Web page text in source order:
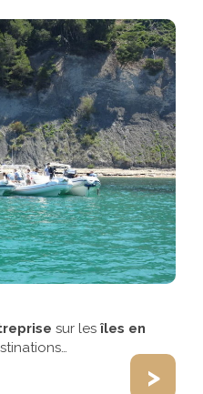
sur les îles en
>